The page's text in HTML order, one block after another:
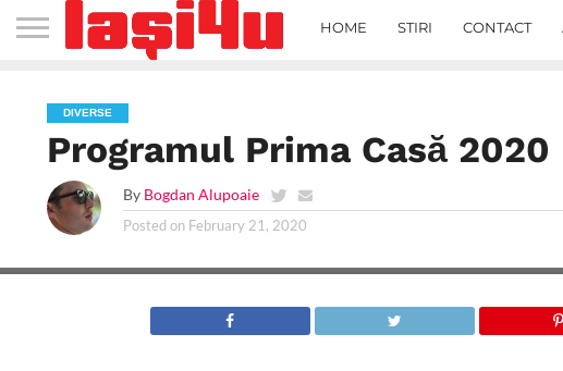
HOME STIRI CONTACT
DIVERSE
Programul Prima Casă 2020
By Bogdan Alupoaie
Posted on February 21, 2020